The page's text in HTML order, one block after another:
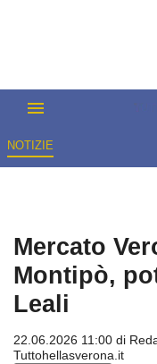
NOTIZIE
Mercato
Montipò,
Leali
22.06.2026 11:00 di
Tuttohellasverona.it